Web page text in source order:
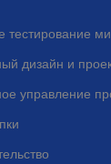
тестирование
дизайн и
управление